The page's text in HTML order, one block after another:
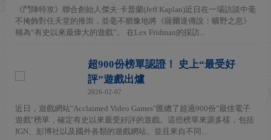
《鬥陣特攻》聯合創始人傑夫·卡普蘭(Jeff Kaplan)近日在一場訪談中毫
不掩飾對任天堂的推崇，並毫不猶豫地將《薩爾達傳說：曠野之息》
稱為“有史以來最偉大的遊戲”。 在Lex Fridman的採訪...
超900份榜單認證！ 史上“最受好
評”遊戲出爐
2026-02-07
近日，遊戲網站"Acclaimed Video Games"匯總了超過900份"最佳電子
遊戲"榜單，確定有史以來最受好評的遊戲。這些榜單來源多樣，包括
IGN、彭博社以及國外各類的遊戲網站。並且來自不同...